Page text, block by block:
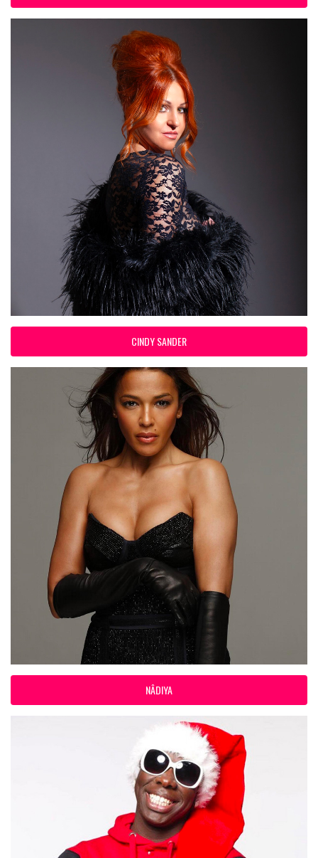
CINDY SANDER
NÂDIYA